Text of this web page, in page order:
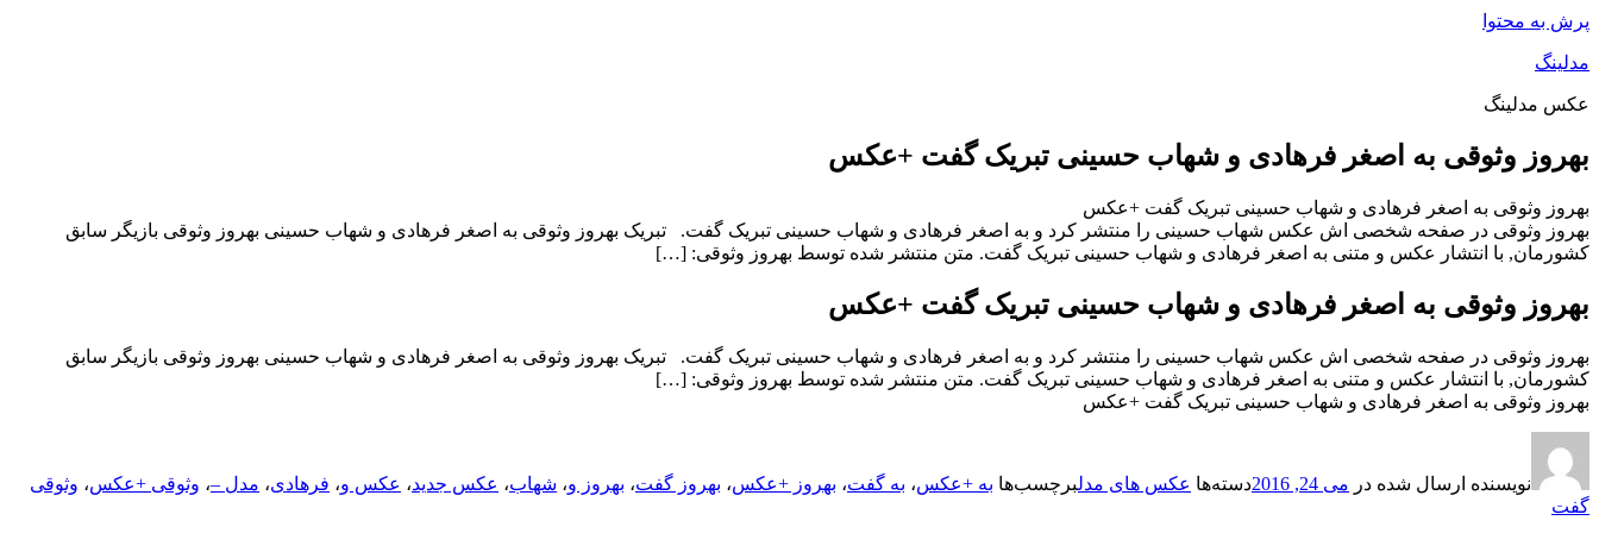
پرش به محتوا
مدلینگ
عکس مدلینگ
بهروز وثوقی به اصغر فرهادی و شهاب حسینی تبریک گفت +عکس
بهروز وثوقی به اصغر فرهادی و شهاب حسینی تبریک گفت +عکس
بهروز وثوقی در صفحه شخصی اش عکس شهاب حسینی را منتشر کرد و به اصغر فرهادی و شهاب حسینی تبریک گفت. تبریک بهروز وثوقی به اصغر فرهادی و شهاب حسینی بهروز وثوقی بازیگر سابق
کشورمان, با انتشار عکس و متنی به اصغر فرهادی و شهاب حسینی تبریک گفت. متن منتشر شده توسط بهروز وثوقی: […]
بهروز وثوقی به اصغر فرهادی و شهاب حسینی تبریک گفت +عکس
بهروز وثوقی در صفحه شخصی اش عکس شهاب حسینی را منتشر کرد و به اصغر فرهادی و شهاب حسینی تبریک گفت. تبریک بهروز وثوقی به اصغر فرهادی و شهاب حسینی بهروز وثوقی بازیگر سابق
کشورمان, با انتشار عکس و متنی به اصغر فرهادی و شهاب حسینی تبریک گفت. متن منتشر شده توسط بهروز وثوقی: […]
بهروز وثوقی به اصغر فرهادی و شهاب حسینی تبریک گفت +عکس
نویسنده ارسال شده در می 24, 2016 دسته‌ها عکس های مدلبرچسب‌ها به +عکس، به گفت، بهروز +عکس، بهروز گفت، بهروز و، شهاب، عکس جدید، عکس و، فرهادی، مدل –، وثوقی +عکس، وثوقی
گفت